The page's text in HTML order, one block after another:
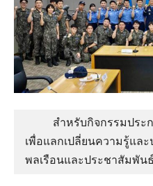
เพื่อแลกเปลี่ยนความรู้แล
พลเรือนและประชาสัมพัน